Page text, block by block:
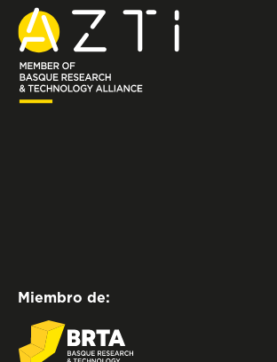
Miembro de: